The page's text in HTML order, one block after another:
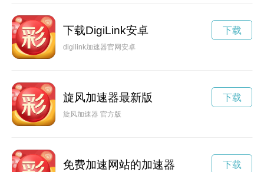
下载DigiLink安卓
digilink加速器官网安卓
下载
旋风加速器最新版
旋风加速器 官方版
下载
免费加速网站的加速器 下载